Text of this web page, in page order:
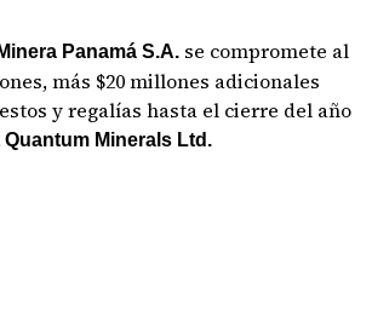
Minera Panamá S.A. se compromete al
más $20 millones adicionales
y regalías hasta el cierre del año
Quantum Minerals Ltd.